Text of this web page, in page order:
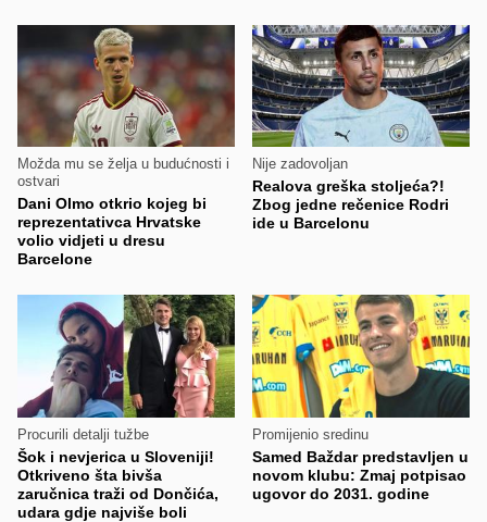
Možda mu se želja u budućnosti i
ostvari
Dani Olmo otkrio kojeg bi
reprezentativca Hrvatske
volio vidjeti u dresu
Barcelone
Nije zadovoljan
Realova greška stoljeća?!
Zbog jedne rečenice Rodri
ide u Barcelonu
Procurili detalji tužbe
Šok i nevjerica u Sloveniji!
Otkriveno šta bivša
zaručnica traži od Dončića,
udara gdje najviše boli
Promijenio sredinu
Samed Baždar predstavljen u
novom klubu: Zmaj potpisao
ugovor do 2031. godine